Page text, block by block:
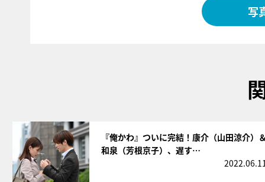
写
『俺かわ』ついに完結！康介（山田涼介）
和泉（芳根京子）、遅す…